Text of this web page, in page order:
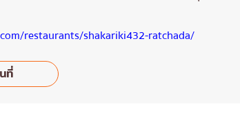
restaurants/shakariki432-ratchada/
ที่